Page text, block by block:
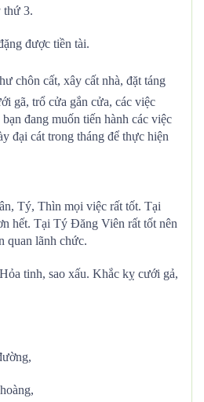
thứ 3.
được tiền tài.
chôn cất, xây cất nhà, đặt táng
gã, trổ cửa gắn cửa, các việc
đang muốn tiến hành các việc
đại cát trong tháng để thực hiện
Tý, Thìn mọi việc rất tốt. Tại
hết. Tại Tý Đăng Viên rất tốt nên
quan lãnh chức.
tinh, sao xấu. Khắc kỵ cưới gả,